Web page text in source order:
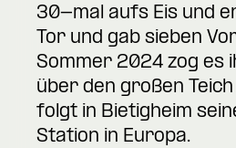
30-mal aufs Eis und
Tor und gab sieben
Sommer 2024 zog es
über den großen
folgt in Bietigheim
Station in Europa.